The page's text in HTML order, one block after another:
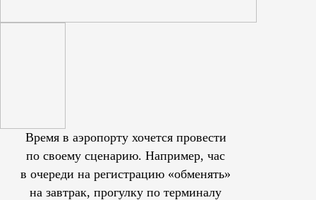
Время в аэропорту хочется провести
по своему сценарию. Например, час
в очереди на регистрацию «обменять»
на завтрак, прогулку по терминалу